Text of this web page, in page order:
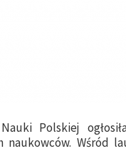
Polskiej
naukowców.